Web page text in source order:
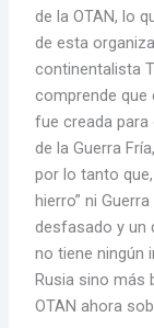
de la OTAN, lo
de esta
continentalista
comprende que
fue creada
de la Guerra
por lo tanto
hierro” ni
desfasado y un
no tiene ningún
Rusia sino más
OTAN ahora